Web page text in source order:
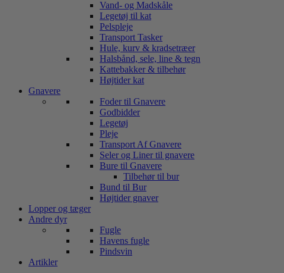
Vand- og Madskåle
Legetøj til kat
Pelspleje
Transport Tasker
Hule, kurv & kradsetræer
Halsbånd, sele, line & tegn
Kattebakker & tilbehør
Højtider kat
Gnavere
Foder til Gnavere
Godbidder
Legetøj
Pleje
Transport Af Gnavere
Seler og Liner til gnavere
Bure til Gnavere
Tilbehør til bur
Bund til Bur
Højtider gnaver
Lopper og tæger
Andre dyr
Fugle
Havens fugle
Pindsvin
Artikler